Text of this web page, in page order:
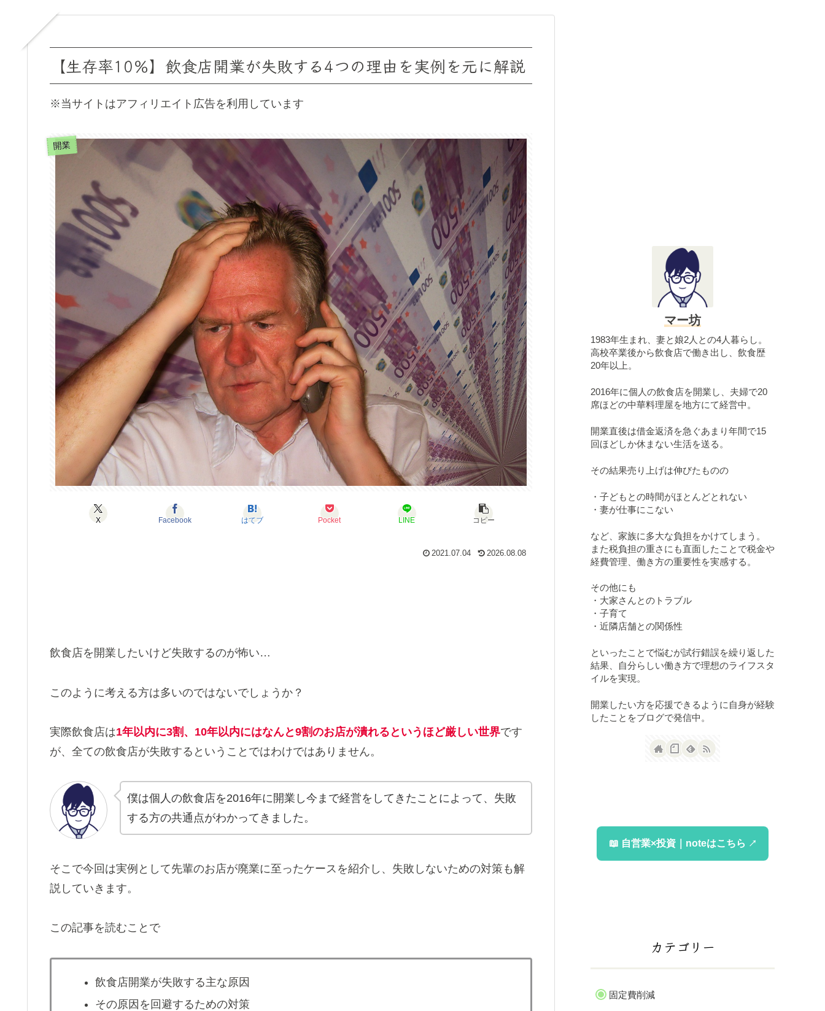
【生存率10％】飲食店開業が失敗する4つの理由を実例を元に解説
※当サイトはアフィリエイト広告を利用しています
開業
X Facebook はてブ Pocket LINE コピー
2021.07.04 2026.08.08
飲食店を開業したいけど失敗するのが怖い…
このように考える方は多いのではないでしょうか？
実際飲食店は1年以内に3割、10年以内にはなんと9割のお店が潰れるというほど厳しい世界です
が、全ての飲食店が失敗するということではわけではありません。
僕は個人の飲食店を2016年に開業し今まで経営をしてきたことによって、失敗
する方の共通点がわかってきました。
そこで今回は実例として先輩のお店が廃業に至ったケースを紹介し、失敗しないための対策も解
説していきます。
この記事を読むことで
飲食店開業が失敗する主な原因
その原因を回避するための対策
マー坊
1983年生まれ、妻と娘2人との4人暮らし。
高校卒業後から飲食店で働き出し、飲食歴
20年以上。
2016年に個人の飲食店を開業し、夫婦で20
席ほどの中華料理屋を地方にて経営中。
開業直後は借金返済を急ぐあまり年間で15
回ほどしか休まない生活を送る。
その結果売り上げは伸びたものの
・子どもとの時間がほとんどとれない
・妻が仕事にこない
など、家族に多大な負担をかけてしまう。
また税負担の重さにも直面したことで税金や
経費管理、働き方の重要性を実感する。
その他にも
・大家さんとのトラブル
・子育て
・近隣店舗との関係性
といったことで悩むが試行錯誤を繰り返した
結果、自分らしい働き方で理想のライフスタ
イルを実現。
開業したい方を応援できるように自身が経験
したことをブログで発信中。
📖 自営業×投資｜noteはこちら
カテゴリー
固定費削減